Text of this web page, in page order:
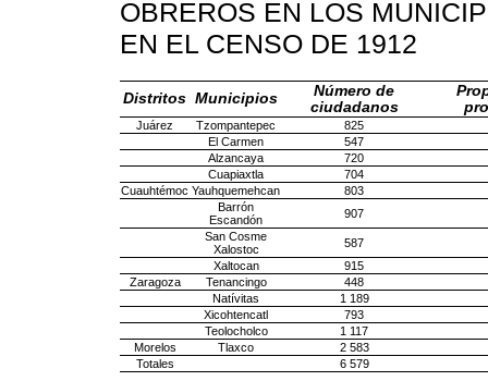
OBREROS EN LOS
EN EL CENSO DE 1912
Distritos Municipios
Número de
ciudadanos
Juárez Tzompantepec
825
El Carmen
547
Alzancaya
720
Cuapiaxtla
704
Cuauhtémoc Yauhquemehcan
803
Barrón
Escandón
907
San Cosme
Xalostoc
587
Xaltocan
915
Zaragoza
Tenancingo
448
Natívitas
1 189
Xicohtencatl
793
Teolocholco
1 117
Morelos
Tlaxco
2 583
Totales
6 579